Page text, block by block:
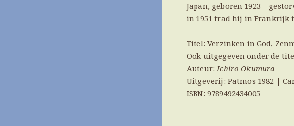
Japan, geboren 1923 –
in 1951 trad hij in Frankrijk
Titel: Verzinken in God,
Ook uitgegeven onder de
Auteur:Ichiro Okumura
Uitgeverij: Patmos 1982 |
ISBN: 9789492434005